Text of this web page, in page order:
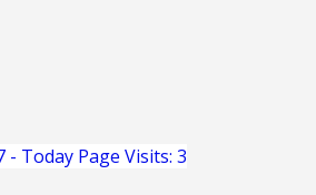
- Today Page Visits: 3